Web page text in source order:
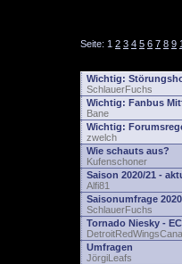
Seite: 1 2 3 4 5 6 7 8 9
Wichtig:
SchlauerFuchs
Wichtig: Fanbus
Bane
Wichtig:
zwelch
Wie schauts aus?
Kufenschoner
Saison 2020/21 -
Alfi81
Saisonumfrage
SchlauerFuchs
Tornado Niesky -
Umfragen
JörgiLeafs